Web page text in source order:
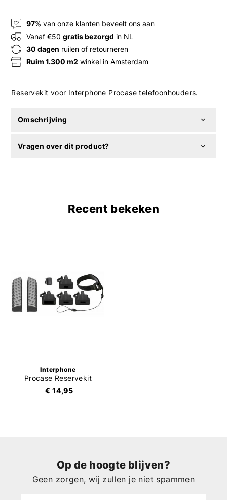
97% van onze klanten beveelt ons aan
Vanaf €50gratis bezorgd in NL
30 dagen ruilen of retourneren
Ruim 1.300 m2 winkel in Amsterdam
Reservekit voor Interphone Procase telefoonhouders.
Omschrijving
Vragen over dit product?
Recent bekeken
Interphone
Procase Reservekit
€ 14,95
Op de hoogte blijven?
Geen zorgen, wij zullen je niet spammen